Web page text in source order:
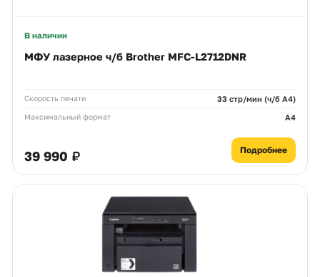
В наличии
МФУ лазерное ч/б Brother MFC-L2712DNR
Скорость печати 33 стр/мин (ч/б А4)
Максимальный формат A4
39 990 ₽ Подробнее